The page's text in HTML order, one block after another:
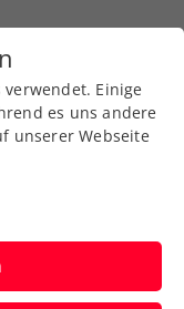
Einige
es uns andere
unserer Webseite